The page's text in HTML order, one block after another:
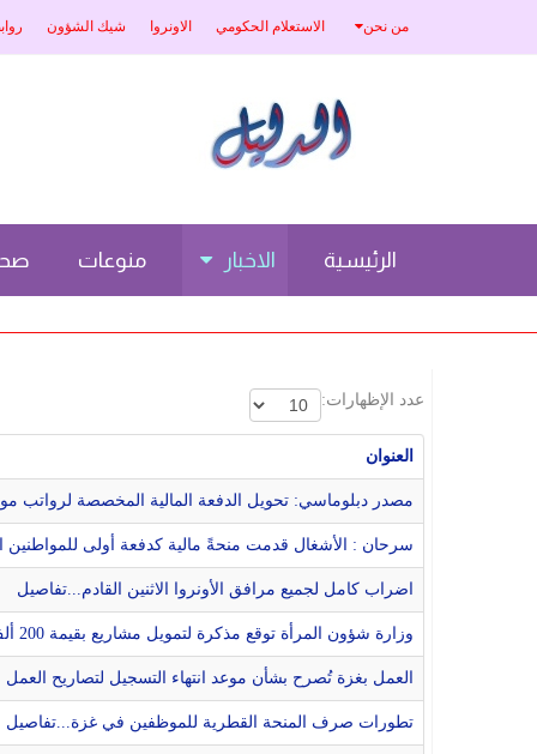
من نحن الاستعلام الحكومي الاونروا شيك الشؤون
الرئيسية الاخبار منوعات
عدد الإظهارات:
العنوان
مصدر دبلوماسي: تحويل الدفعة المالية المخصصة لرواتب
سرحان : الأشغال قدمت منحةً مالية كدفعة أولى للمواطنين
اضراب كامل لجميع مرافق الأونروا الاثنين القادم...تفاصيل
وزارة شؤون المرأة توقع مذكرة لتمويل مشاريع بقيمة 200 ألف دولار بغزة
العمل بغزة تُصرح بشأن موعد انتهاء التسجيل لتصاريح
تطورات صرف المنحة القطرية للموظفين في غزة...تفاصيل